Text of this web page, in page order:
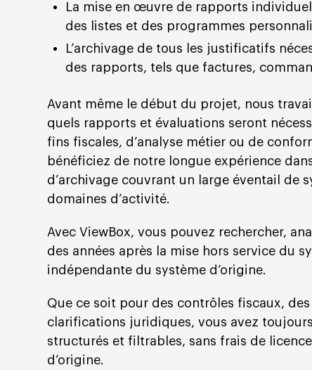
La mise en œuvre de rapports
des listes et des programmes
L’archivage de tous les justificatifs
des rapports, tels que factures,
Avant même le début du projet, nous
quels rapports et évaluations seront
fins fiscales, d’analyse métier ou de
bénéficiez de notre longue expérience
d’archivage couvrant un large éventail de
domaines d’activité.
Avec ViewBox, vous pouvez rechercher,
des années après la mise hors service du
indépendante du système d’origine.
Que ce soit pour des contrôles fiscaux,
clarifications juridiques, vous avez
structurés et filtrables, sans frais de
d’origine.